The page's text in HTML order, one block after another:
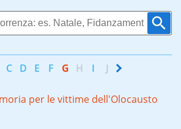
C D E F G H I J K
per le vittime dell'Olocausto